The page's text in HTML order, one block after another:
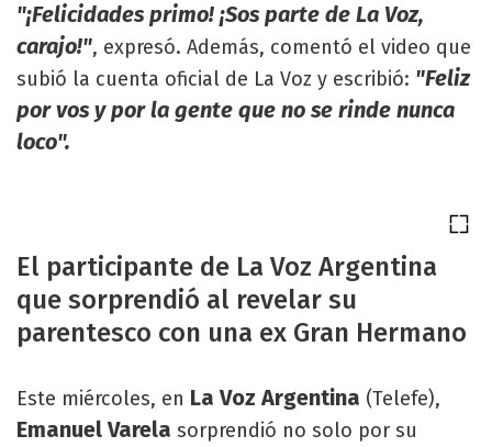
"¡Felicidades primo! ¡Sos parte de La Voz,
carajo!", expresó. Además, comentó el video que
subió la cuenta oficial de La Voz y escribió: "Feliz
por vos y por la gente que no se rinde nunca
loco".
El participante de La Voz Argentina
que sorprendió al revelar su
parentesco con una ex Gran Hermano
Este miércoles, en La Voz Argentina (Telefe),
Emanuel Varela sorprendió no solo por su